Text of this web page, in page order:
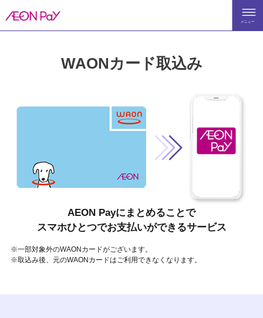
メニュー
使え
WAONカード取込み
AEON Payにまとめることで
スマホひとつでお支払いができるサービス
※一部対象外のWAONカードがございます。
※取込み後、元のWAONカードはご利用できなくなります。